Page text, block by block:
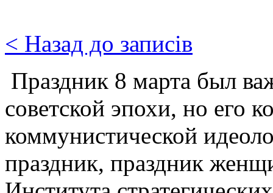
< Назад до записів
Праздник 8 марта был
советской эпохи, но его
коммунистической
праздник, праздник